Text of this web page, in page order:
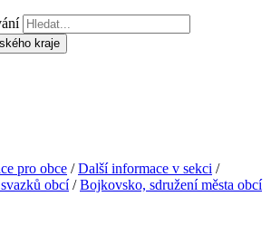
pro obce /Další informace v sekci /
obcí/Bojkovsko, sdružení města obcí